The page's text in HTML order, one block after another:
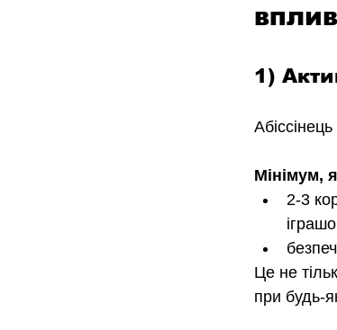
1)
Мінімум,
2-3
Це не
при будь-